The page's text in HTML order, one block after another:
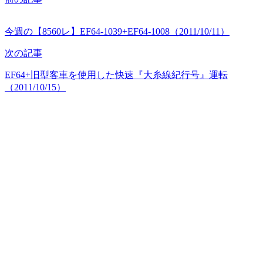
今週の【8560レ】EF64-1039+EF64-1008（2011/10/11）
次の記事
EF64+旧型客車を使用した快速『大糸線紀行号』運転
（2011/10/15）